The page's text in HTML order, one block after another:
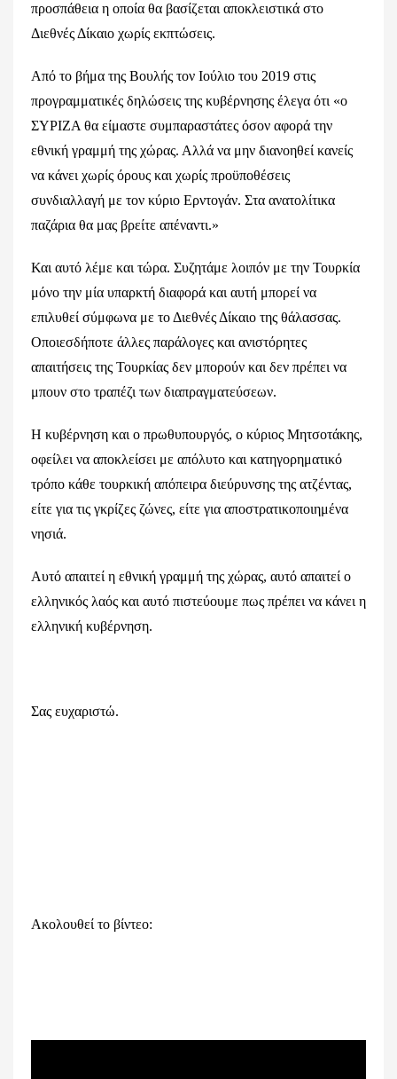
προσπάθεια η οποία θα βασίζεται αποκλειστικά στο
Διεθνές Δίκαιο χωρίς εκπτώσεις.
Από το βήμα της Βουλής τον Ιούλιο του 2019 στις
προγραμματικές δηλώσεις της κυβέρνησης έλεγα ότι «ο
ΣΥΡΙΖΑ θα είμαστε συμπαραστάτες όσον αφορά την
εθνική γραμμή της χώρας. Αλλά να μην διανοηθεί κανείς
να κάνει χωρίς όρους και χωρίς προϋποθέσεις
συνδιαλλαγή με τον κύριο Ερντογάν. Στα ανατολίτικα
παζάρια θα μας βρείτε απέναντι.»
Και αυτό λέμε και τώρα. Συζητάμε λοιπόν με την Τουρκία
μόνο την μία υπαρκτή διαφορά και αυτή μπορεί να
επιλυθεί σύμφωνα με το Διεθνές Δίκαιο της θάλασσας.
Οποιεσδήποτε άλλες παράλογες και ανιστόρητες
απαιτήσεις της Τουρκίας δεν μπορούν και δεν πρέπει να
μπουν στο τραπέζι των διαπραγματεύσεων.
Η κυβέρνηση και ο πρωθυπουργός, ο κύριος Μητσοτάκης,
οφείλει να αποκλείσει με απόλυτο και κατηγορηματικό
τρόπο κάθε τουρκική απόπειρα διεύρυνσης της ατζέντας,
είτε για τις γκρίζες ζώνες, είτε για αποστρατικοποιημένα
νησιά.
Αυτό απαιτεί η εθνική γραμμή της χώρας, αυτό απαιτεί ο
ελληνικός λαός και αυτό πιστεύουμε πως πρέπει να κάνει η
ελληνική κυβέρνηση.
Σας ευχαριστώ.
Ακολουθεί το βίντεο: